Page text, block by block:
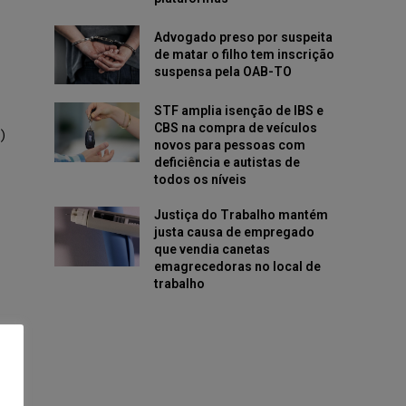
Advogado preso por suspeita
de matar o filho tem inscrição
suspensa pela OAB-TO
STF amplia isenção de IBS e
CBS na compra de veículos
novos para pessoas com
deficiência e autistas de
todos os níveis
Justiça do Trabalho mantém
justa causa de empregado
que vendia canetas
emagrecedoras no local de
trabalho